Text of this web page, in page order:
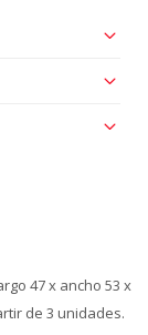
47 x ancho 53 x
de 3 unidades.